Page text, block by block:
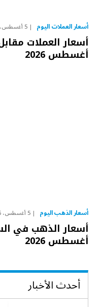
أسعار العملات اليوم 5 أغسطس، 2026
أغسطس 2026
أسعار الذهب اليوم 5 أغسطس، 2026
أغسطس 2026
أحدث الأخبار